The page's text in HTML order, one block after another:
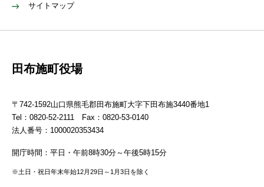
サイトマップ
田布施町役場
〒742-1592山口県熊毛郡田布施町大字下田布施3440番地1
Tel：0820-52-2111 Fax：0820-53-0140
法人番号：1000020353434
開庁時間：平日・午前8時30分～午後5時15分
※土日・祝日年末年始12月29日～1月3日を除く